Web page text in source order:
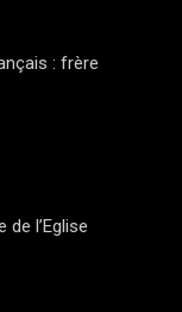
: frère
l’Eglise